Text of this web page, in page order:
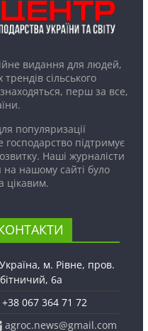
видання для людей,
сільського
перш за все,
популяризації
підтримує
Наші журналісти
нашому сайті було
цікавим.
Україна, м. Рівне, пров.
6а
+38 067 364 71 72
agroc.news@gmail.com